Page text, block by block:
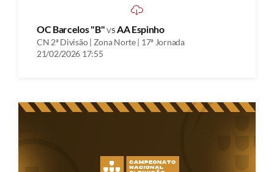
OC Barcelos "B"vsAA Espinho
CN 2ª Divisão | Zona Norte | 17ª Jornada
21/02/2026 17:55